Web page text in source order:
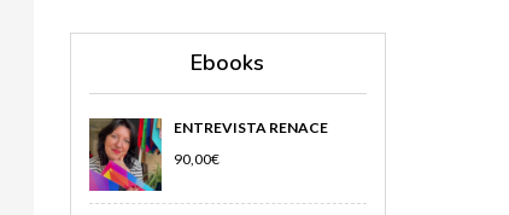
Ebooks
ENTREVISTA RENACE
90,00€